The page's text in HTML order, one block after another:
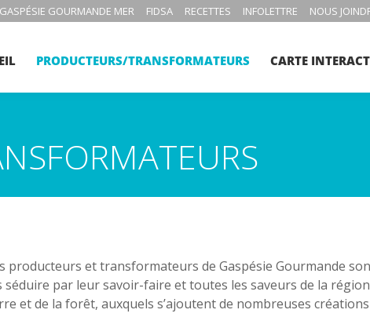
GASPÉSIE GOURMANDE MER FIDSA RECETTES INFOLETTRE NOUS
PRODUCTEURS/TRANSFORMATEURS CARTE
producteurs et transformateurs de Gaspésie Gourmande
séduire par leur savoir-faire et toutes les saveurs de la
et de la forêt, auxquels s’ajoutent de nombreuses